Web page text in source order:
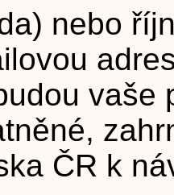
nebo
vaše
ČR k